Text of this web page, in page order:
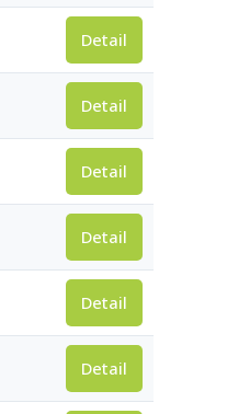
Detail
Detail
Detail
Detail
Detail
Detail